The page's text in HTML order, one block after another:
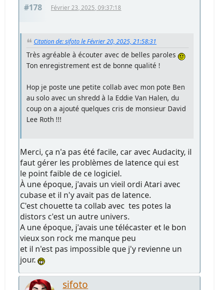
#178 Février 23, 2025, 09:37:18
Citation de: sifoto le Février 20, 2025, 21:58:31
Très agréable à écouter avec de belles paroles
Ton enregistrement est de bonne qualité !
Hop je poste une petite collab avec mon pote Ben
au solo avec un shredd à la Eddie Van Halen, du
coup on a ajouté quelques cris de monsieur David
Lee Roth !!!
Merci, ça n'a pas été facile, car avec Audacity, il
faut gérer les problèmes de latence qui est
le point faible de ce logiciel.
À une époque, j'avais un vieil ordi Atari avec
cubase et il n'y avait pas de latence.
C'est chouette ta collab avec tes potes la
distors c'est un autre univers.
A une époque, j'avais une télécaster et le bon
vieux son rock me manque peu
et il n'est pas impossible que j'y revienne un
jour.
sifoto